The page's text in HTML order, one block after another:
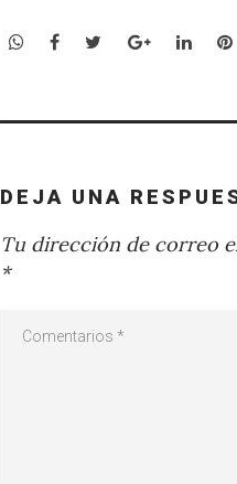
WhatsApp
Facebook
TwitterGoogle+
DEJA UNA
Tu dirección de correo
*